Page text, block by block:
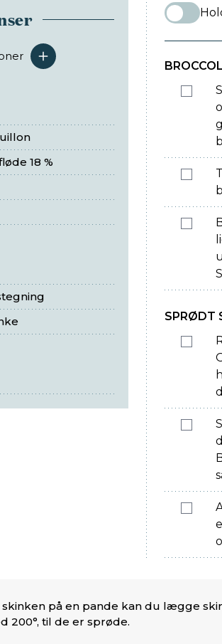
serveringer
18 %
SPRØDT
på en pande kan du lægge
200°, til de er sprøde.